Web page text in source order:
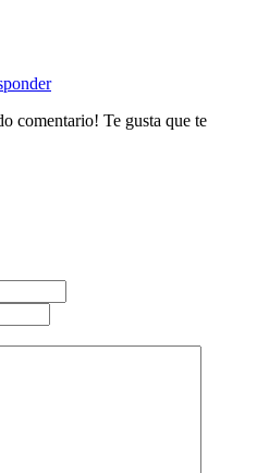
comentario! Te gusta que te